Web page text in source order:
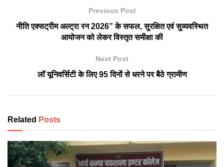
Previous Post
नीति एक्सट्रीम अल्ट्रा रन 2026” के सफल, सुरक्षित एवं सुव्यवस्थित
आयोजन को लेकर विस्तृत समीक्षा की
Next Post
लॉ यूनिवर्सिटी के लिए 95 दिनों से धरने पर बैठे ग्रामीण
Related Posts